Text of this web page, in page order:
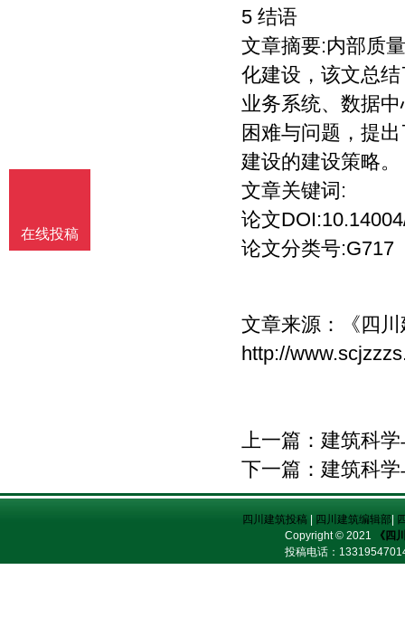
5 结语
文章摘要:内部质
化建设，该文总
业务系统、数据
困难与问题，提
建设的建设策略。
文章关键词:
论文
论文分类号:G717
文章来源：
《四
http://
上一篇： 建筑科
下一篇： 建筑科
四川建筑投稿 四川建筑编辑部|
Copyright © 2021
《四
投稿电话：
在线投稿